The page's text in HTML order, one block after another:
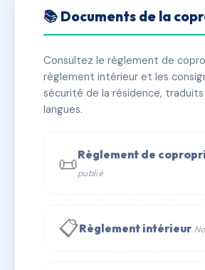
SDC 151 BIS RUE DE
LOURMEL*
📍 151b Rue de Lourmel 75015 PARIS
✓ Immatriculée 🏠 21 lots 🏗 1
📞 Contacter Syndic Digital
✉ Email
📚 Documents de la
Consultez le règlement de
règlement intérieur et les
sécurité de la résidence, traduits
langues.
📜Règlement de
publié
📋Règlement intérieur